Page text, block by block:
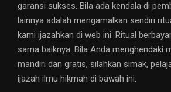
garansi sukses. Bila ada kendala di
lainnya adalah mengamalkan sendiri
kami ijazahkan di web ini. Ritual
sama baiknya. Bila Anda menghendaki
mandiri dan gratis, silahkan simak,
ijazah ilmu hikmah di bawah ini.